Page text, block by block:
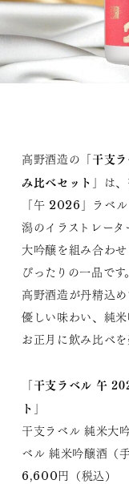
高野酒造の「干支
み比べセット 」は
「午 2026」ラベ
潟のイラストレー
大吟醸を組み合わ
ぴったりの一品です。
高野酒造が丹精込
優しい味わい、純米
お正月に飲み比べ
「干支ラベル 午
ト 」
干支ラベル 純米大
ベル 純米吟醸酒（
6,600円（税込）